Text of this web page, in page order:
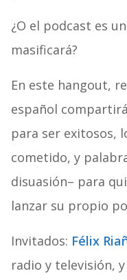
¿O el podcast es
masificará?
En este hangout,
español
para ser exitosos,
cometido, y
disuasión– para
lanzar su propio
Invitados: Félix
radio y televisión,